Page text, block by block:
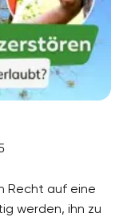
Recht auf eine
werden, ihn zu